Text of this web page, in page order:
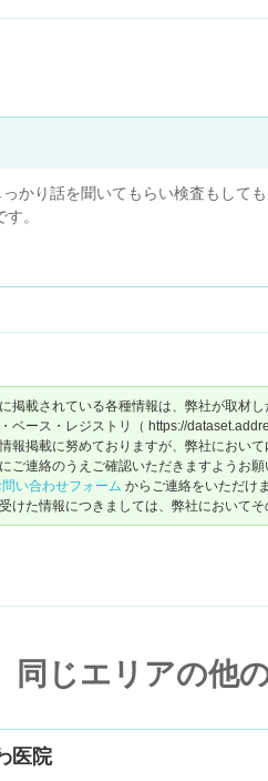
かり話を聞いてもらい検査もして
。
掲載されている各種情報は、弊社が取材
ベース・レジストリ（ https://
報掲載に努めておりますが、弊社におい
ご連絡のうえご確認いただきますようお
問い合わせフォーム からご連絡をいただけ
けた情報につきましては、弊社において
同じエリアの他
医院